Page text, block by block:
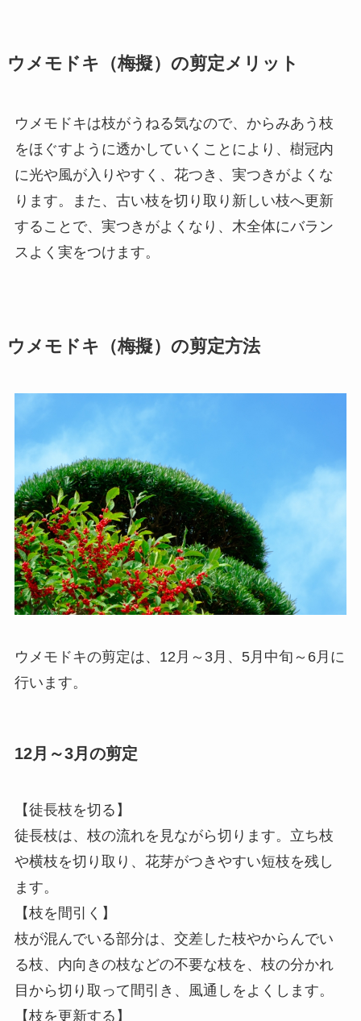
ウメモドキ（梅擬）の剪定メリット
ウメモドキは枝がうねる気なので、からみあう枝
をほぐすように透かしていくことにより、樹冠内
に光や風が入りやすく、花つき、実つきがよくな
ります。また、古い枝を切り取り新しい枝へ更新
することで、実つきがよくなり、木全体にバラン
スよく実をつけます。
ウメモドキ（梅擬）の剪定方法
ウメモドキの剪定は、12月～3月、5月中旬～6月に
行います。
12月～3月の剪定
【徒長枝を切る】
徒長枝は、枝の流れを見ながら切ります。立ち枝
や横枝を切り取り、花芽がつきやすい短枝を残し
ます。
【枝を間引く】
枝が混んでいる部分は、交差した枝やからんでい
る枝、内向きの枝などの不要な枝を、枝の分かれ
目から切り取って間引き、風通しをよくします。
【枝を更新する】